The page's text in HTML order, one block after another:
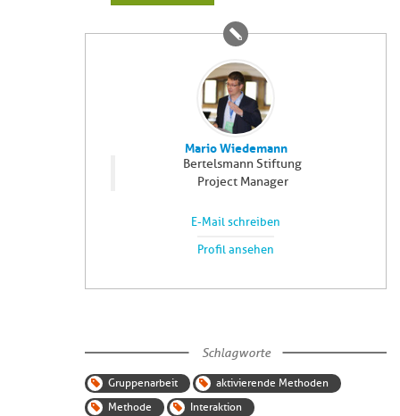
Mario Wiedemann
Bertelsmann Stiftung
Project Manager
E-Mail schreiben
Profil ansehen
Schlagworte
Gruppenarbeit
aktivierende Methoden
Methode
Interaktion